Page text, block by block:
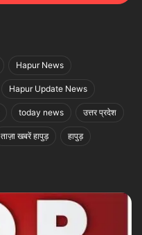
Hapur News
Hapur Update News
today news उत्तर प्रदेश
ताज़ा खबरें हापुड़ हापुड़